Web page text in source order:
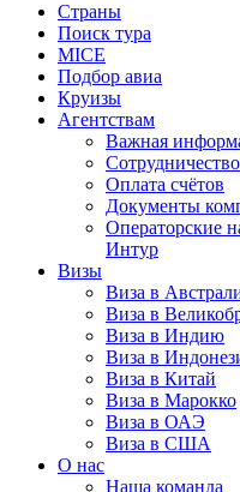
Страны
Поиск тура
MICE
Подбор авиа
Круизы
Агентствам
Важная
Оплата счётов
Документы
Операторские
Интур
Визы
Виза в
Виза в
Виза в Индию
Виза в
Виза в Китай
Виза в Марокко
Виза в ОАЭ
Виза в США
О нас
Наша команда